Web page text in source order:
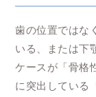
歯の位置ではな
いる、または下
ケースが「骨格
に突出している